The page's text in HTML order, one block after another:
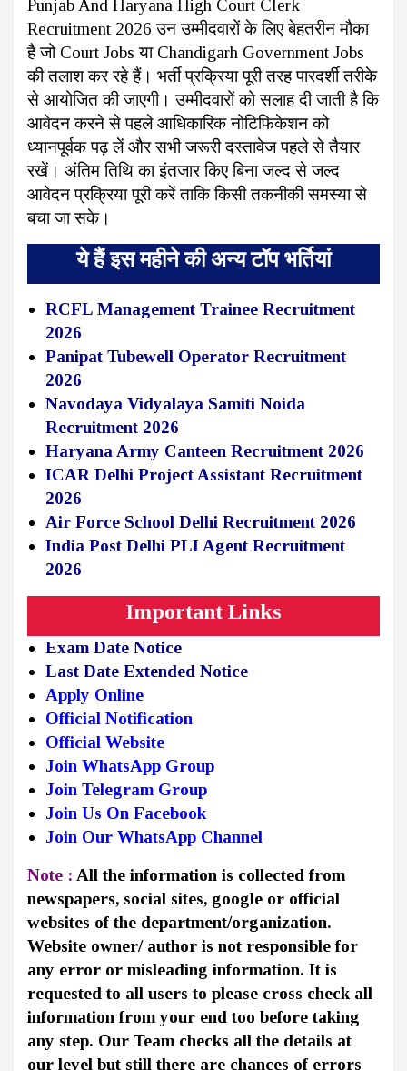
Punjab And Haryana High Court Clerk
Recruitment 2026 उन उम्मीदवारों के लिए बेहतरीन मौका
है जो Court Jobs या Chandigarh Government Jobs
की तलाश कर रहे हैं। भर्ती प्रक्रिया पूरी तरह पारदर्शी तरीके
से आयोजित की जाएगी। उम्मीदवारों को सलाह दी जाती है कि
आवेदन करने से पहले आधिकारिक नोटिफिकेशन को
ध्यानपूर्वक पढ़ लें और सभी जरूरी दस्तावेज पहले से तैयार
रखें। अंतिम तिथि का इंतजार किए बिना जल्द से जल्द
आवेदन प्रक्रिया पूरी करें ताकि किसी तकनीकी समस्या से
बचा जा सके।
ये हैं इस महीने की अन्य टॉप भर्तियां
RCFL Management Trainee Recruitment
2026
Panipat Tubewell Operator Recruitment
2026
Navodaya Vidyalaya Samiti Noida
Recruitment 2026
Haryana Army Canteen Recruitment 2026
ICAR Delhi Project Assistant Recruitment
2026
Air Force School Delhi Recruitment 2026
India Post Delhi PLI Agent Recruitment
2026
Important Links
Exam Date Notice
Last Date Extended Notice
Apply Online
Official Notification
Official Website
Join WhatsApp Group
Join Telegram Group
Join Us On Facebook
Join Our WhatsApp Channel
Note : All the information is collected from
newspapers, social sites, google or official
websites of the department/organization.
Website owner/ author is not responsible for
any error or misleading information. It is
requested to all users to please cross check all
information from your end too before taking
any step. Our Team checks all the details at
our level but still there are chances of errors